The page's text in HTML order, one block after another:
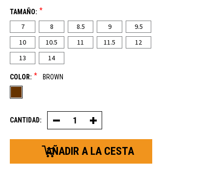
TAMAÑO: *
7 8 8.5 9
9.5
10
10.5 11 11.5
12
13
14
COLOR: * BROWN
CANTIDAD: Disminuir
la
cantidad
de
barrera
Aumentar
la
cantidad
barrera